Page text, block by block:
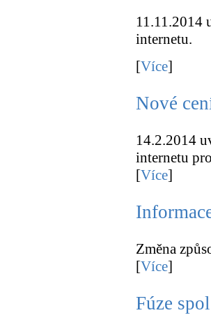
11.11.2014
internetu.
[Více]
Nové
14.2.2014
internetu
[Více]
Změna
[Více]
Fúze